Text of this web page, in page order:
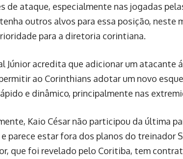
de ataque, especialmente nas jogadas
outros alvos para essa posição, neste
para a diretoria corintiana.
Júnior acredita que adicionar um atacante
ao Corinthians adotar um novo
e dinâmico, principalmente nas
Kaio César não participou da última
e parece estar fora dos planos do treinador
que foi revelado pelo Coritiba, tem